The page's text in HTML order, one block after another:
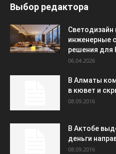
Выбор редактора
Светодизайн
инженерные
решения для
06.04.2026
В Алматы
в кювет и
08.09.2016
В Актобе
деньги
08.09.2016